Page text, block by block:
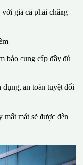
giả cả phải chăng
bảo cung cấp đầy đủ
dụng, an toàn tuyệt đối
mất mát sẽ được đền